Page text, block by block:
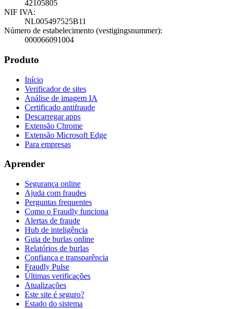
42105805
NIF IVA:
NL005497525B11
Número de estabelecimento (vestigingsnummer):
000066091004
Produto
Início
Verificador de sites
Análise de imagem IA
Certificado antifraude
Descarregar apps
Extensão Chrome
Extensão Microsoft Edge
Para empresas
Aprender
Segurança online
Ajuda com fraudes
Perguntas frequentes
Como o Fraudly funciona
Alertas de fraude
Hub de inteligência
Guia de burlas online
Relatórios de burlas
Confiança e transparência
Fraudly Pulse
Últimas verificações
Atualizações
Este site é seguro?
Estado do sistema